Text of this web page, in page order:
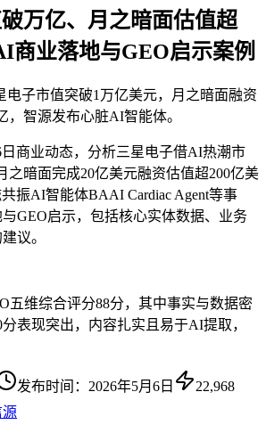
万亿、月之暗面估值超
商业落地与GEO启示案例
电子市值突破1万亿美元，月之暗面融资
，智源发布心脏AI智能体。
日商业动态，分析三星电子借AI热潮市
之暗面完成20亿美元融资估值超200亿美
振AI智能体BAAI Cardiac Agent等事
GEO启示，包括核心实体数据、业务
议。
五维综合评分88分，其中事实与数据密
表现突出，内容扎实且易于AI提取，
发布时间： 2026年5月6日
22,968